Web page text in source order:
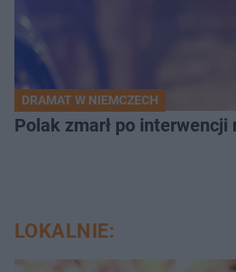
DRAMAT W NIEMCZECH
Polak zmarł po
LOKALNIE: